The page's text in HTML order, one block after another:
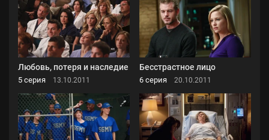
Любовь, потеря и наследие
5 серия 13.10.2011
Бесстрастное лицо
6 серия 20.10.2011